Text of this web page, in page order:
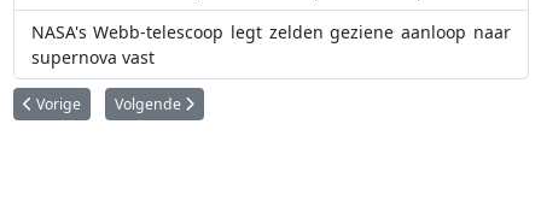
NASA's Webb-telescoop legt zelden geziene aanloop naar
supernova vast
Vorig artikel: Webb toont zwaartekrachtbogen in 'El Gordo'
Vorige Volgende artikel: De ringen van Saturnus schitteren in
Volgende